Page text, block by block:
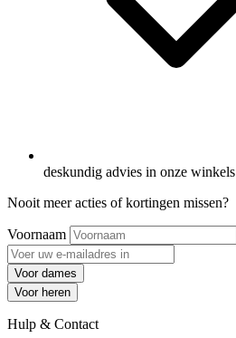
deskundig advies in onze winkels
Nooit meer acties of kortingen missen?
Voornaam
Voor dames
Voor heren
Hulp & Contact